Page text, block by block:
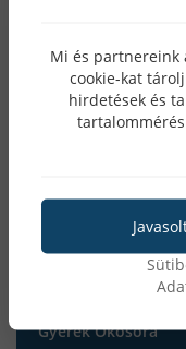
Hegesztés
Okosóra
Női Okosóra
Gyerek Okosóra
Mi és partnereink
cookie-kat
hirdetések és